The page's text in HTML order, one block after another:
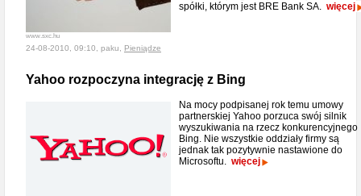
www.sxc.hu
spółki, którym jest BRE Bank SA. więcej
24-08-2010, 09:10, paku, Pieniądze
Yahoo rozpoczyna integrację z Bing
Na mocy podpisanej rok temu umowy
partnerskiej Yahoo porzuca swój silnik
wyszukiwania na rzecz konkurencyjnego
Bing. Nie wszystkie oddziały firmy są
jednak tak pozytywnie nastawione do
Microsoftu. więcej